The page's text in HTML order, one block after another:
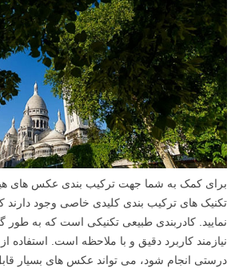
برای کمک به شما جهت ترکیب بندی عکس های
تکنیک های ترکیب بندی کلیدی خاصی وجود دارند که
نمایید. کادربندی طبیعی تکنیکی است که به طور
نیازمند کاربرد دقیق و با ملاحظه است. استفاده
درستی انجام شود، می تواند عکس های بسیار قابل